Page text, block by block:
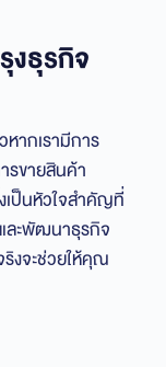
งธุรกิจ
ากเรามีการ
รขายสินค้า
เป็นหัวใจสำคัญที่
ละพัฒนาธุรกิจ
งจะช่วยให้คุณ